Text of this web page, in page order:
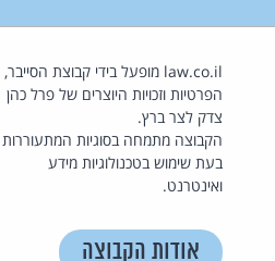
law.co.il מופעל בידי קבוצת הסייבר,
הפרטיות וזכויות היוצרים של פרל כהן
צדק לצר ברץ.
הקבוצה מתמחה בסוגיות המתעוררות
בעת שימוש בטכנולוגיות מידע
ואינטרנט.
אודות הקבוצה